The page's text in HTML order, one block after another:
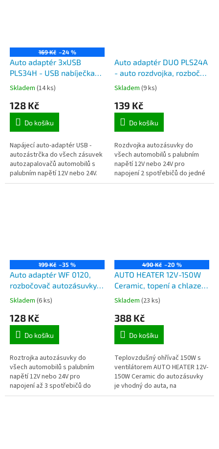
169 Kč –24 %
Auto adaptér 3xUSB
PLS34H - USB nabíječka
do auta, 3x USB zásuvky
5V, max. 3,1A
Skladem (14 ks)
128 Kč
Do košíku
Napájecí auto-adaptér USB -
autozástrčka do všech zásuvek
autozapalovačů automobilů s
palubním napětí 12V nebo 24V.
Vestavené tři USB zástrčky pro
Auto adaptér DUO PLS24A
- auto rozdvojka, rozbočka
autozásuvky 12V do
autozapalovače
Skladem (9 ks)
139 Kč
Do košíku
Rozdvojka autozásuvky do
všech automobilů s palubním
napětí 12V nebo 24V pro
napojení 2 spotřebičů do jedné
autozásuvky.
199 Kč –35 %
Auto adaptér WF 0120,
rozbočovač autozásuvky s
USB portem do
autozapalovače
Skladem (6 ks)
128 Kč
Do košíku
Roztrojka autozásuvky do
všech automobilů s palubním
napětí 12V nebo 24V pro
napojení až 3 spotřebičů do
jedné autozásuvky. Vestavěná
490 Kč –20 %
AUTO HEATER 12V-150W
Ceramic, topení a chlazení
do auta na 12V do
autozásuvky
Skladem (23 ks)
388 Kč
Do košíku
Teplovzdušný ohřívač 150W s
ventilátorem AUTO HEATER 12V-
150W Ceramic do autozásuvky
je vhodný do auta, na
kempování či do karavanu.